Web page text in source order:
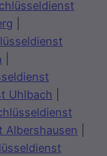
Uhlbach
Albershausen